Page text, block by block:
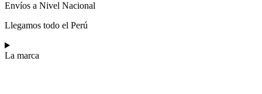
Envíos a Nivel Nacional
Llegamos todo el Perú
La marca​